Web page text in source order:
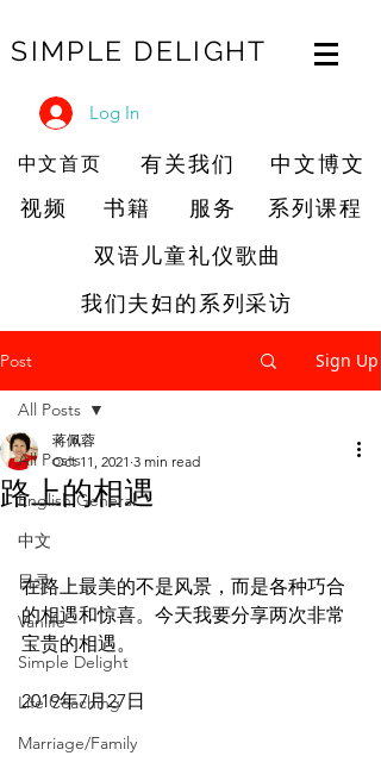
SIMPLE DELIGHT
Log In
中文首页 有关我们
中文博文
视频
书籍 服务
系列课程
双语儿童礼仪歌曲
我们夫妇的系列采访
Post Sign Up
All Posts
English General
中文
目录
Vanlife
Simple Delight
Life Coaching
Marriage/Family
All Posts
路上的相遇
蒋佩蓉
Oct 11, 2021 3 min read
在路上最美的不是风景，而是各种巧合
的相遇和惊喜。今天我要分享两次非常
宝贵的相遇。
2019年7月27日